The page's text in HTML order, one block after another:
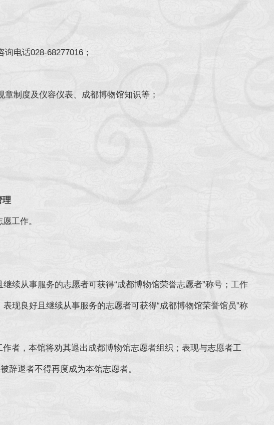
及各类准则。
电话028-68277016；
制度及仪容仪表、成都博物馆知识等；
理
工作。
续从事服务的志愿者可获得“成都博物馆荣誉志愿者”称号；工作
现良好且继续从事服务的志愿者可获得“成都博物馆荣誉馆员”称
者，本馆将劝其退出成都博物馆志愿者组织；表现与志愿者工
辞退者不得再度成为本馆志愿者。